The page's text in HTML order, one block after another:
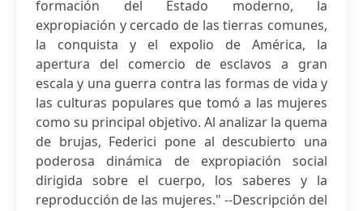
formación del Estado moderno, la
expropiación y cercado de las tierras comunes,
la conquista y el expolio de América, la
apertura del comercio de esclavos a gran
escala y una guerra contra las formas de vida y
las culturas populares que tomó a las mujeres
como su principal objetivo. Al analizar la quema
de brujas, Federici pone al descubierto una
poderosa dinámica de expropiación social
dirigida sobre el cuerpo, los saberes y la
reproducción de las mujeres." --Descripción del